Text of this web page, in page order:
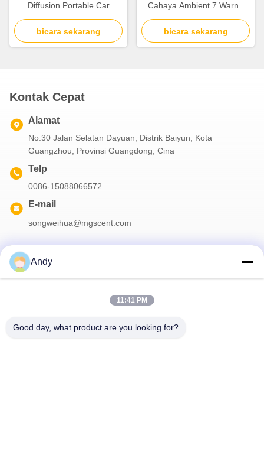
Diffusion Portable Car
Aroma Diffuser Diffuser
Minyak Esensial untuk
Pembersihan Udara
bicara sekarang
Cahaya Ambient 7 Warna
Difusi Udara Dingin Untuk
Minyak Esensial
bicara sekarang
Kontak Cepat
Alamat
No.30 Jalan Selatan Dayuan, Distrik Baiyun, Kota
Guangzhou, Provinsi Guangdong, Cina
Telp
0086-15088066572
E-mail
songweihua@mgscent.com
Andy
11:41 PM
Good day, what product are you looking for?